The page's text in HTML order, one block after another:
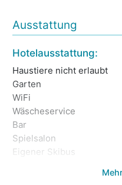
Ausstattung
Hotelausstattung:
Haustiere nicht erlaubt
Garten
WiFi
Wäscheservice
Bar
Spielsalon
Eigener Skibus